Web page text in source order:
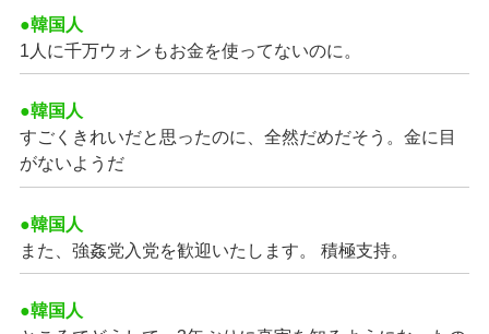
●韓国人
1人に千万ウォンもお金を使ってないのに。
●韓国人
すごくきれいだと思ったのに、全然だめだそう。金に目
がないようだ
●韓国人
また、強姦党入党を歓迎いたします。 積極支持。
●韓国人